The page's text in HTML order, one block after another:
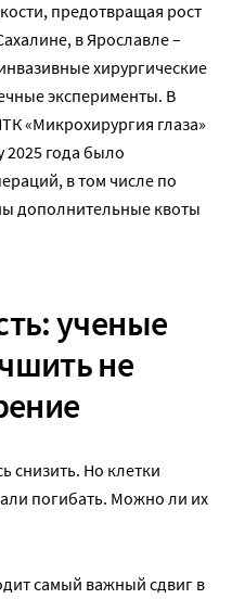
предотвращая рост
в Ярославле –
хирургические
эксперименты. В
«Микрохирургия глаза»
2025 года было
в том числе по
дополнительные квоты
ученые
не
снизить. Но клетки
погибать. Можно ли их
самый важный сдвиг в